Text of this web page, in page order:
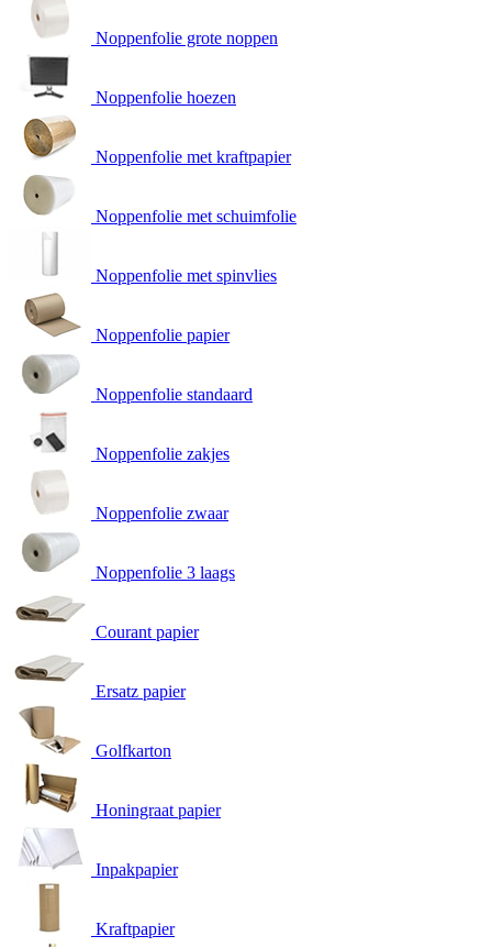
Noppenfolie grote noppen
Noppenfolie hoezen
Noppenfolie met kraftpapier
Noppenfolie met schuimfolie
Noppenfolie met spinvlies
Noppenfolie papier
Noppenfolie standaard
Noppenfolie zakjes
Noppenfolie zwaar
Noppenfolie 3 laags
Courant papier
Ersatz papier
Golfkarton
Honingraat papier
Inpakpapier
Kraftpapier